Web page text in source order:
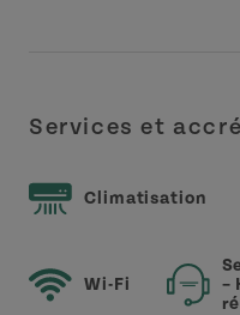
Services et
Climatisation
Wi-Fi
–